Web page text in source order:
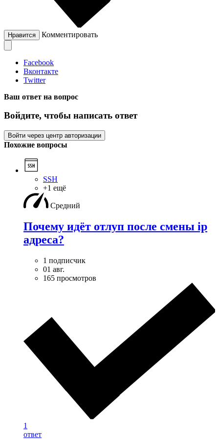
Нравится Комментировать
Facebook
Вконтакте
Twitter
Ваш ответ на вопрос
Войдите, чтобы написать ответ
Войти через центр авторизации
Похожие вопросы
SSH
+1 ещё
Средний
Почему идёт отлуп после смены ip
адреса?
1 подписчик
01 авг.
165 просмотров
1
ответ